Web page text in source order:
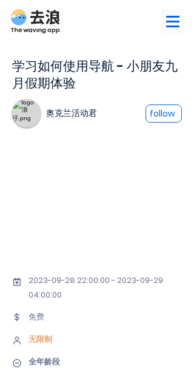
学习如何使用导航 - 小朋友九
月假期体验
奥克兰活动君 follow
2023-09-28 22:00:00 - 2023-09-29
04:00:00
免费
无限制
全年龄段